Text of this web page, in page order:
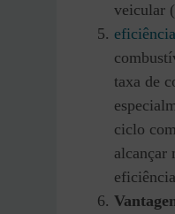
veicular
taxa de
ciclo
alcançar